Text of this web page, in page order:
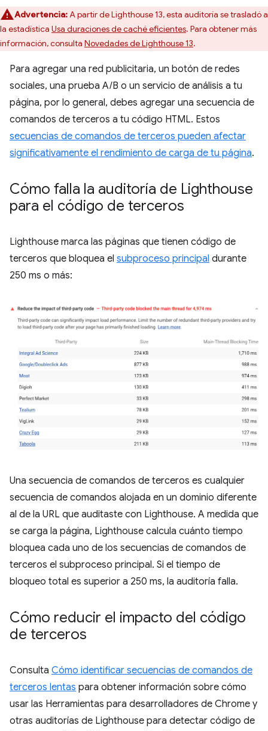
Advertencia:A partir de Lighthouse 13, esta auditoría se trasladó a
la estadística Usa duraciones de caché eficientes. Para obtener más
información, consulta Novedades de Lighthouse 13.
Para agregar una red publicitaria, un botón de redes
sociales, una prueba A/B o un servicio de análisis a tu
página, por lo general, debes agregar una secuencia de
comandos de terceros a tu código HTML. Estos
secuencias de comandos de terceros pueden afectar
significativamente el rendimiento de carga de tu página.
Cómo falla la auditoría de Lighthouse
para el código de terceros
Lighthouse marca las páginas que tienen código de
terceros que bloquea el subproceso principal durante
250 ms o más:
Una secuencia de comandos de terceros es cualquier
secuencia de comandos alojada en un dominio diferente
al de la URL que auditaste con Lighthouse. A medida que
se carga la página, Lighthouse calcula cuánto tiempo
bloquea cada uno de los secuencias de comandos de
terceros el subproceso principal. Si el tiempo de
bloqueo total es superior a 250 ms, la auditoría falla.
Cómo reducir el impacto del código
de terceros
Consulta Cómo identificar secuencias de comandos de
terceros lentas para obtener información sobre cómo
usar las Herramientas para desarrolladores de Chrome y
otras auditorías de Lighthouse para detectar código de